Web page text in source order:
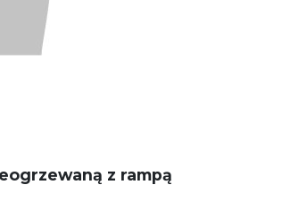
z rampą